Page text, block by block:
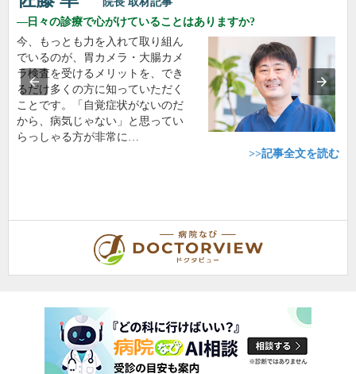
日々の診療で心がけていることはありますか?
今、もっとも力を入れて取り組ん
でいるのが、胃カメラ・大腸カメ
ラ検査を受けるメリットを、でき
るだけ多くの方に知っていただく
ことです。「自覚症状がないのだ
から、病気じゃない」と思ってい
らっしゃる方が非常に…
>>記事全文を読む